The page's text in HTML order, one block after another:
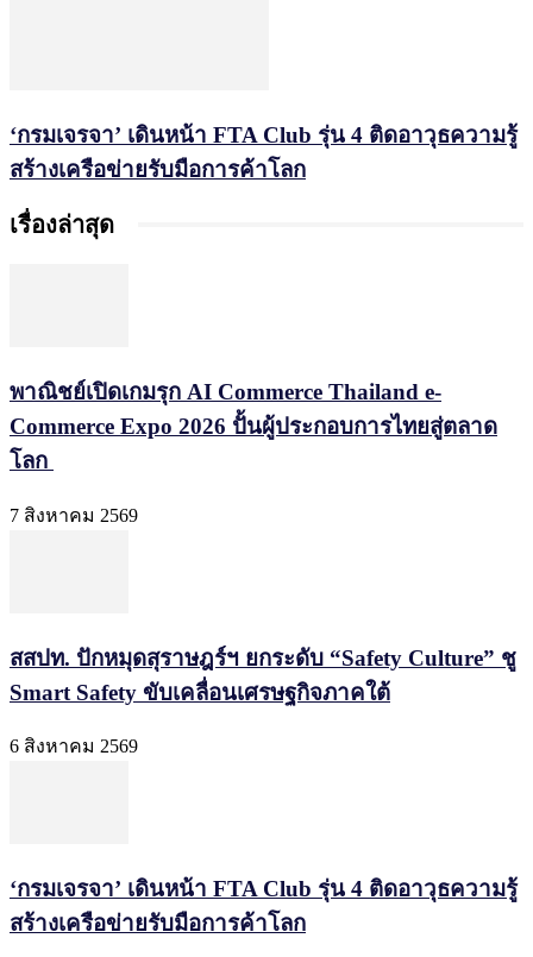
‘กรมเจรจา’ เดินหน้า FTA Club รุ่น 4 ติดอาวุธความรู้
สร้างเครือข่ายรับมือการค้าโลก
เรื่องล่าสุด
พาณิชย์เปิดเกมรุก AI Commerce Thailand e-
Commerce Expo 2026 ปั้นผู้ประกอบการไทยสู่ตลาด
โลก
7 สิงหาคม 2569
สสปท. ปักหมุดสุราษฎร์ฯ ยกระดับ “Safety Culture” ชู
Smart Safety ขับเคลื่อนเศรษฐกิจภาคใต้
6 สิงหาคม 2569
‘กรมเจรจา’ เดินหน้า FTA Club รุ่น 4 ติดอาวุธความรู้
สร้างเครือข่ายรับมือการค้าโลก